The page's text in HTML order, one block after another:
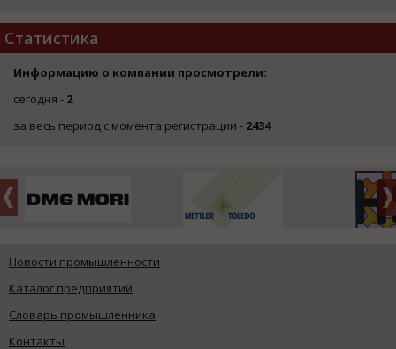
Статистика
Информацию о компании просмотрели:
сегодня - 2
за весь период с момента регистрации - 2434
Новости промышленности
Каталог предприятий
Словарь промышленника
Контакты